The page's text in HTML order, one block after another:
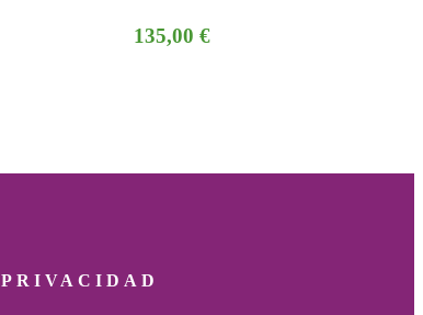
135,00€
PRIVACIDAD